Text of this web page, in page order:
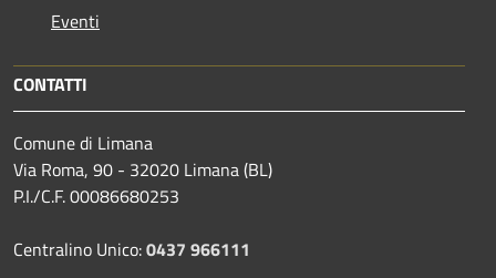
Eventi
CONTATTI
Comune di Limana
Via Roma, 90 - 32020 Limana (BL)
P.I./C.F. 00086680253
Centralino Unico:0437 966111